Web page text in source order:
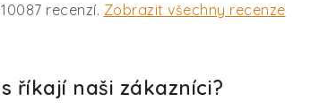
10087 recenzí. Zobrazit všechny recenze